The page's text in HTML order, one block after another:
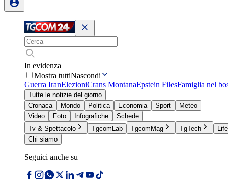
In evidenza
Mostra tuttiNascondi
Guerra IranElezioniCrans MontanaEpstein FilesFamiglia nel
Tutte le notizie del giorno
Cronaca
Mondo Politica Economia Sport
Meteo
Video
Foto Infografiche
Schede
Tv & Spettacolo
TgcomLab TgcomMag TgTech
Chi siamo
Seguici anche su